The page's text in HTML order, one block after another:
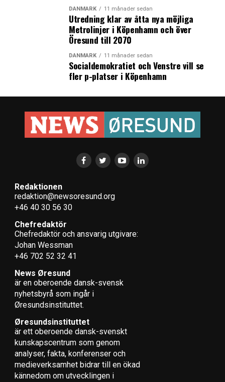
DANMARK 11 månader sedan
Utredning klar av åtta nya möjliga
Metrolinjer i Köpenhamn och över
Öresund till 2070
DANMARK 11 månader sedan
Socialdemokratiet och Venstre vill se
fler p-platser i Köpenhamn
Redaktionen
redaktion@newsoresund.org
+46 40 30 56 30
Chefredaktör
Chefredaktör och ansvarig utgivare:
Johan Wessman
+46 702 52 32 41
News Øresund
är en oberoende dansk-svensk
nyhets­byrå som ingår i
Øresundsinstituttet.
Øresundsinstituttet
är ett oberoende dansk-svenskt
kunskapscentrum som genom
analyser, fakta, konferenser och
medieverksamhet bidrar till en ökad
kännedom om utvecklingen i